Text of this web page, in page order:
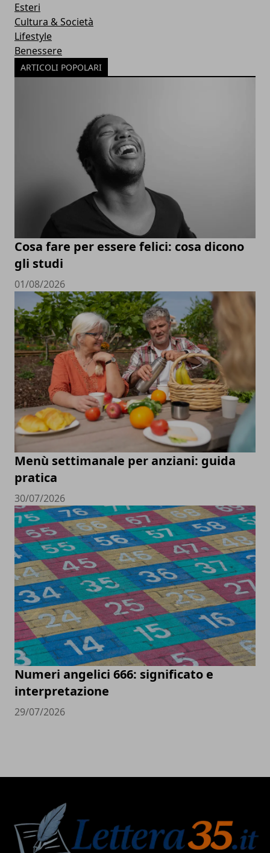
Esteri
Cultura & Società
Lifestyle
Benessere
ARTICOLI POPOLARI
Cosa fare per essere felici: cosa dicono
gli studi
01/08/2026
Menù settimanale per anziani: guida
pratica
30/07/2026
Numeri angelici 666: significato e
interpretazione
29/07/2026